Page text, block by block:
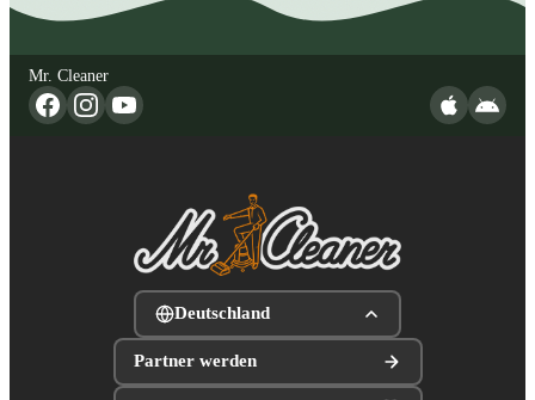
Mr. Cleaner
Deutschland
Partner werden